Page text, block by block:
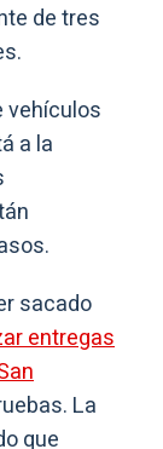
de tres
vehículos
a la
sacado
entregas
La
que